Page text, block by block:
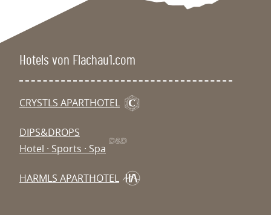
Hotels von Flachau1.com
CRYSTLS APARTHOTEL
DIPS&DROPS
Hotel · Sports · Spa
HARMLS APARTHOTEL